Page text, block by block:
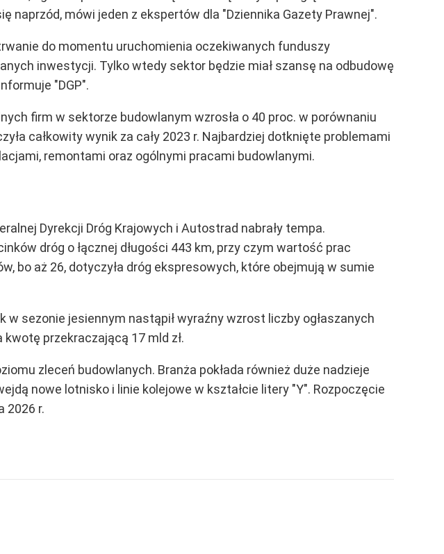
mówi jeden z ekspertów dla "Dziennika Gazety Prawnej".
do momentu uruchomienia oczekiwanych funduszy
inwestycji. Tylko wtedy sektor będzie miał szansę na odbudowę
"DGP".
firm w sektorze budowlanym wzrosła o 40 proc. w porównaniu
całkowity wynik za cały 2023 r. Najbardziej dotknięte problemami
remontami oraz ogólnymi pracami budowlanymi.
Dyrekcji Dróg Krajowych i Autostrad nabrały tempa.
dróg o łącznej długości 443 km, przy czym wartość prac
bo aż 26, dotyczyła dróg ekspresowych, które obejmują w sumie
sezonie jesiennym nastąpił wyraźny wzrost liczby ogłaszanych
przekraczającą 17 mld zł.
zleceń budowlanych. Branża pokłada również duże nadzieje
nowe lotnisko i linie kolejowe w kształcie litery "Y". Rozpoczęcie
2026 r.